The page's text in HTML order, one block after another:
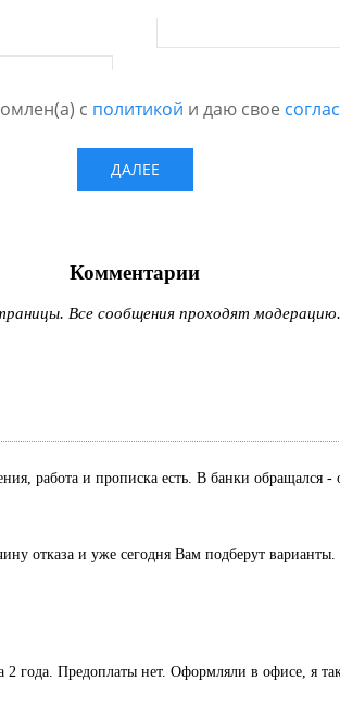
Комментарии
Все сообщения проходят модерацию.
работа и прописка есть. В банки обращался
отказа и уже сегодня Вам подберут варианты.
года. Предоплаты нет. Оформляли в офисе, я